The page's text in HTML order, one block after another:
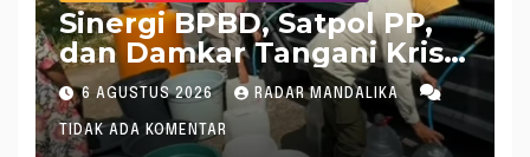
Sinergi BPBD, Satpol PP,
dan Damkar Tangani Krisis
Air Bersih di Lobar
6 AGUSTUS 2026 RADAR MANDALIKA
TIDAK ADA KOMENTAR